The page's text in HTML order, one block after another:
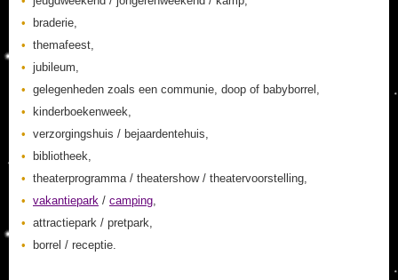
braderie,
themafeest,
jubileum,
gelegenheden zoals een communie, doop of babyborrel,
kinderboekenweek,
verzorgingshuis / bejaardentehuis,
bibliotheek,
theaterprogramma / theatershow / theatervoorstelling,
vakantiepark / camping,
attractiepark / pretpark,
borrel / receptie.